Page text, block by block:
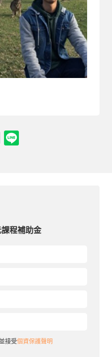
程補助金
接受個資保護聲明